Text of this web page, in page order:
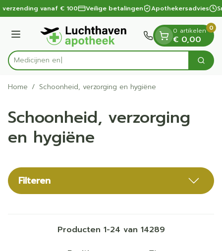
Ga naar de inhoud
1 van 1 vanaf € 100 Veilige betalingen Apothekersadvies
Menu
Product, merk, categorie... Zoek
0 artikelen
€ 0,00
0
Home / Schoonheid, verzorging en hygiëne
Schoonheid, verzorging
en hygiëne
Filteren
Producten 1-24 van 14289